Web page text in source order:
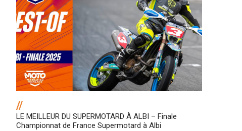
//
LE MEILLEUR DU SUPERMOTARD À ALBI – Finale
Championnat de France Supermotard à Albi